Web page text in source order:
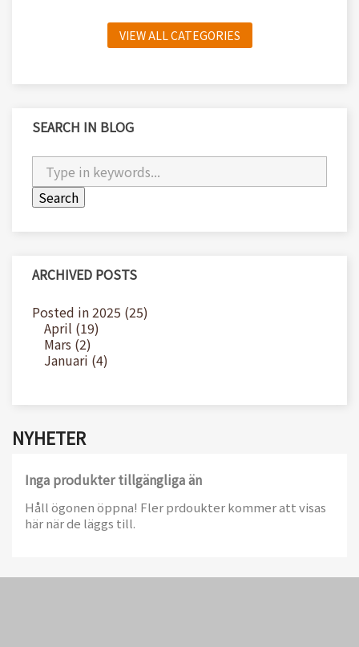
VIEW ALL CATEGORIES
SEARCH IN BLOG
ARCHIVED POSTS
Posted in 2025 (25)
April (19)
Mars (2)
Januari (4)
NYHETER
Inga produkter tillgängliga än
Håll ögonen öppna! Fler prdoukter kommer att visas
här när de läggs till.